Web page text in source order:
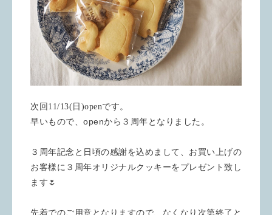
次回11/13(日)openです。
早いもので、openから３周年となりました。
３周年記念と日頃の感謝を込めまして、お買い上げの
お客様に３周年オリジナルクッキーをプレゼント致し
ます🌷
先着でのご用意となりますので、なくなり次第終了と